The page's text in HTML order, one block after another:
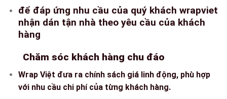
để đáp ứng nhu cầu của quý khách wrapviet
nhận dán tận nhà theo yêu cầu của khách
hàng
Chăm sóc khách hàng chu đáo
Wrap Việt đưa ra chính sách giá linh động, phù hợp
với nhu cầu chi phí của từng khách hàng.